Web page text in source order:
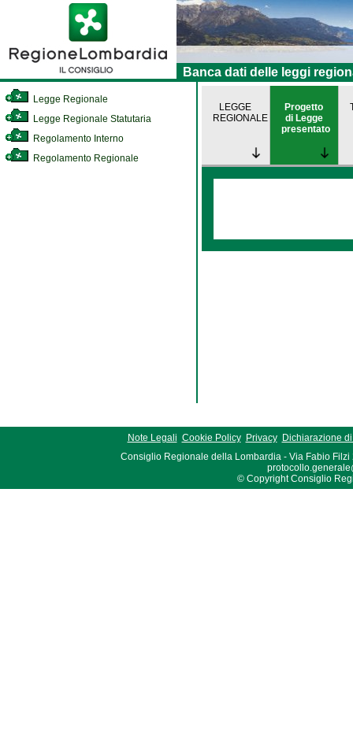
Banca dati delle leggi
Legge Regionale
Legge Regionale Statutaria
Regolamento Interno
Regolamento Regionale
LEGGE
REGIONALE
Progetto
di Legge
presentato
Note Legali Cookie Policy Privacy
Dichiarazione
Consiglio Regionale della Lombardia - Via Fabio Filzi
© Copyright Consiglio